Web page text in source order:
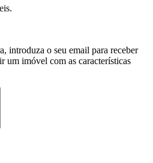
introduza o seu email para receber
um imóvel com as características